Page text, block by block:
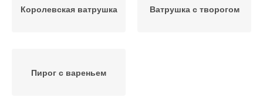
Королевская ватрушка Ватрушка с творогом
Пирог с вареньем